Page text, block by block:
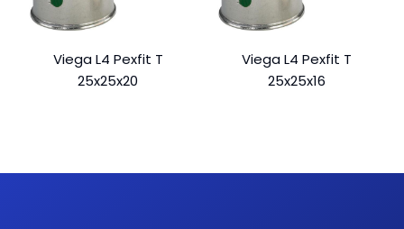
Viega L4 Pexfit T
25x25x20
Viega L4 Pexfit T
25x25x16